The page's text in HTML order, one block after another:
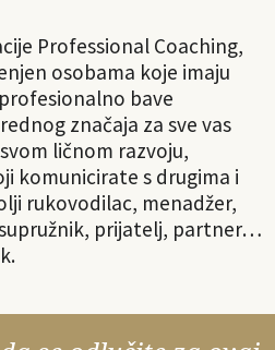
Professional Coaching,
osobama koje imaju
bave
značaja za sve vas
ličnom razvoju,
komunicirate s drugima i
rukovodilac, menadžer,
prijatelj, partner…